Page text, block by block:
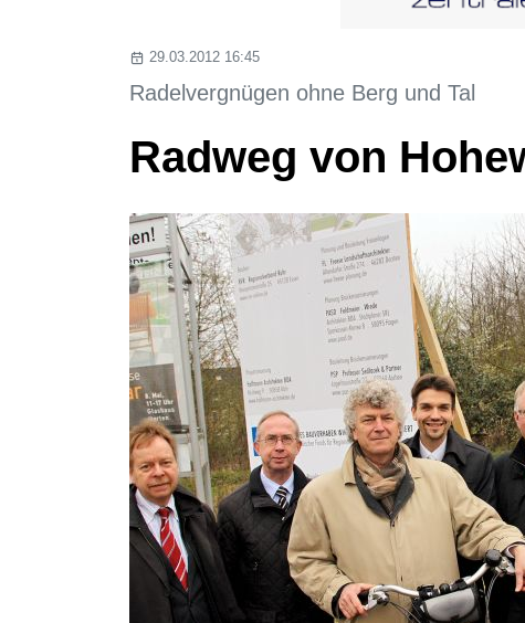
29.03.2012 16:45
Radelvergnügen ohne Berg und Tal
Radweg von